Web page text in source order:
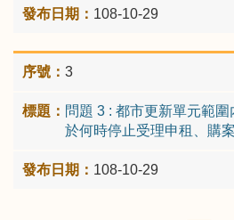
108-10-29
3
問題 3 : 都市更新單元範圍
於何時停止受理申租、購
108-10-29